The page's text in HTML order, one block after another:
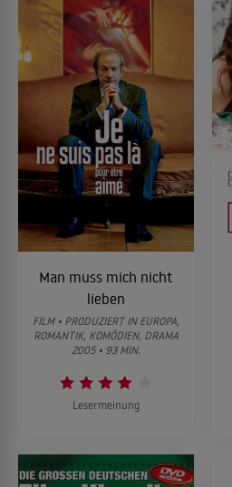
Man muss mich nicht
lieben
FILM • PRODUZIERT IN EUROPA,
ROMANTIK, KOMÖDIEN, DRAMA
2005 • 93 MIN.
Lesermeinung